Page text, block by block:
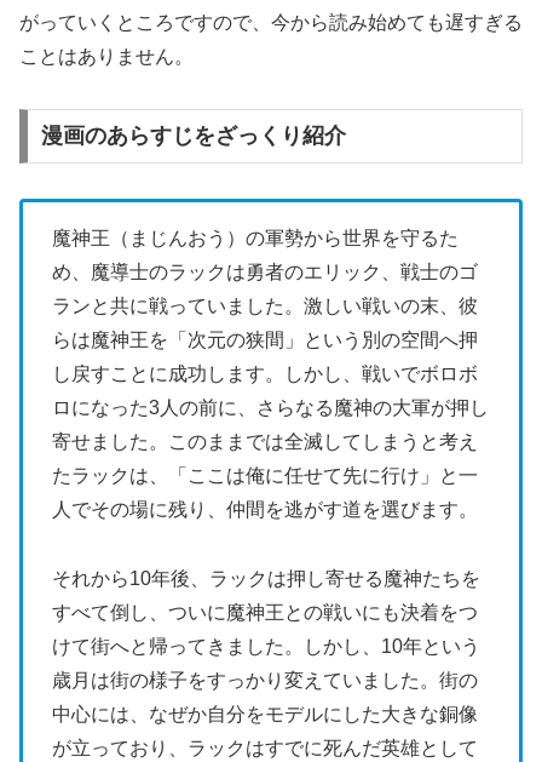
がっていくところですので、今から読み始めても遅すぎる
ことはありません。
漫画のあらすじをざっくり紹介
魔神王（まじんおう）の軍勢から世界を守るた
め、魔導士のラックは勇者のエリック、戦士のゴ
ランと共に戦っていました。激しい戦いの末、彼
らは魔神王を「次元の狭間」という別の空間へ押
し戻すことに成功します。しかし、戦いでボロボ
ロになった3人の前に、さらなる魔神の大軍が押し
寄せました。このままでは全滅してしまうと考え
たラックは、「ここは俺に任せて先に行け」と一
人でその場に残り、仲間を逃がす道を選びます。
それから10年後、ラックは押し寄せる魔神たちを
すべて倒し、ついに魔神王との戦いにも決着をつ
けて街へと帰ってきました。しかし、10年という
歳月は街の様子をすっかり変えていました。街の
中心には、なぜか自分をモデルにした大きな銅像
が立っており、ラックはすでに死んだ英雄として